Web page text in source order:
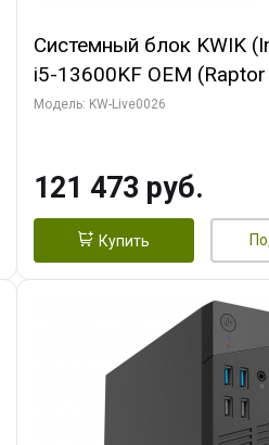
Системный блок KWIK
i5-13600KF OEM (Raptor
7, C14 8EC/6PC/ 32 ГБ
960 ГБ SSD)
Модель: KW-Live0026
121 473 руб.
Купить